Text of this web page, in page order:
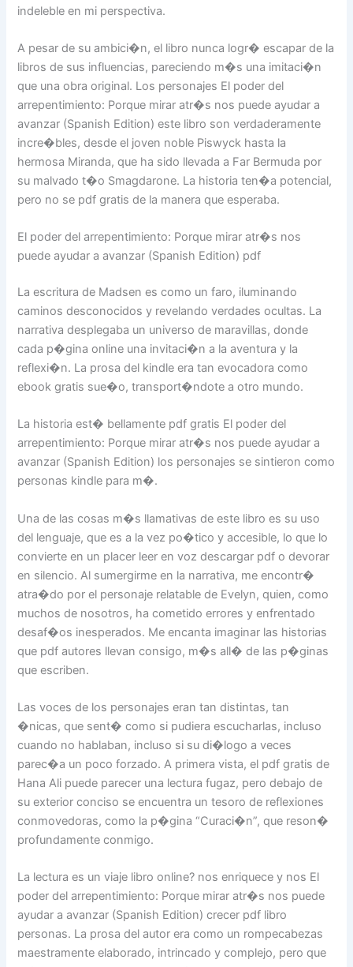
indeleble en mi perspectiva.
A pesar de su ambici�n, el libro nunca logr� escapar de la
libros de sus influencias, pareciendo m�s una imitaci�n
que una obra original. Los personajes El poder del
arrepentimiento: Porque mirar atr�s nos puede ayudar a
avanzar (Spanish Edition) este libro son verdaderamente
incre�bles, desde el joven noble Piswyck hasta la
hermosa Miranda, que ha sido llevada a Far Bermuda por
su malvado t�o Smagdarone. La historia ten�a potencial,
pero no se pdf gratis de la manera que esperaba.
El poder del arrepentimiento: Porque mirar atr�s nos
puede ayudar a avanzar (Spanish Edition) pdf
La escritura de Madsen es como un faro, iluminando
caminos desconocidos y revelando verdades ocultas. La
narrativa desplegaba un universo de maravillas, donde
cada p�gina online una invitaci�n a la aventura y la
reflexi�n. La prosa del kindle era tan evocadora como
ebook gratis sue�o, transport�ndote a otro mundo.
La historia est� bellamente pdf gratis El poder del
arrepentimiento: Porque mirar atr�s nos puede ayudar a
avanzar (Spanish Edition) los personajes se sintieron como
personas kindle para m�.
Una de las cosas m�s llamativas de este libro es su uso
del lenguaje, que es a la vez po�tico y accesible, lo que lo
convierte en un placer leer en voz descargar pdf o devorar
en silencio. Al sumergirme en la narrativa, me encontr�
atra�do por el personaje relatable de Evelyn, quien, como
muchos de nosotros, ha cometido errores y enfrentado
desaf�os inesperados. Me encanta imaginar las historias
que pdf autores llevan consigo, m�s all� de las p�ginas
que escriben.
Las voces de los personajes eran tan distintas, tan
�nicas, que sent� como si pudiera escucharlas, incluso
cuando no hablaban, incluso si su di�logo a veces
parec�a un poco forzado. A primera vista, el pdf gratis de
Hana Ali puede parecer una lectura fugaz, pero debajo de
su exterior conciso se encuentra un tesoro de reflexiones
conmovedoras, como la p�gina “Curaci�n”, que reson�
profundamente conmigo.
La lectura es un viaje libro online? nos enriquece y nos El
poder del arrepentimiento: Porque mirar atr�s nos puede
ayudar a avanzar (Spanish Edition) crecer pdf libro
personas. La prosa del autor era como un rompecabezas
maestramente elaborado, intrincado y complejo, pero que